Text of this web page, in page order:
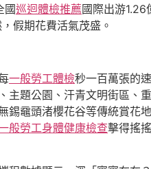
國巡迴體檢推薦國際出游
假期花費活氣茂盛。
一般勞工體檢秒一百萬張的
主題公園、汗青文明街區
錫黿頭渚櫻花谷等傳統賞
般勞工身體健康檢查擊得搖